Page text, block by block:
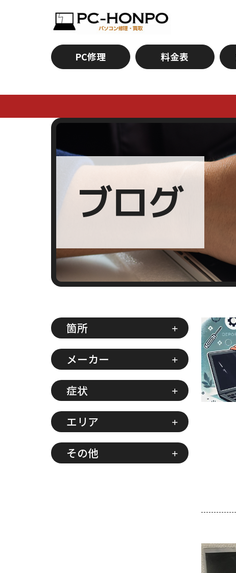
PC修理 料金表
ブログ
箇所
メーカー
症状
エリア
その他